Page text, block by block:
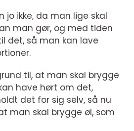
jo ikke, da man lige skal
man gør, og med tiden
det, så man kan lave
til, at man skal brygge
have hørt om det,
det for sig selv, så nu
man skal brygge øl, som